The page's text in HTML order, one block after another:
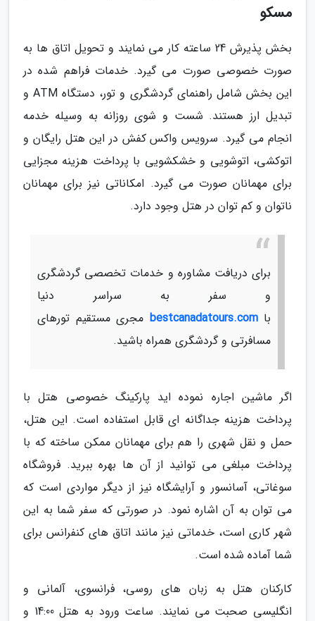
مسکو
بخش پذیرش 24 ساعته کار می نمایند و تحویل اتاق ها به
صورت خصوصی صورت می گیرد. خدمات فراهم شده در
این بخش شامل راهنمای گردشگری و تور، دستگاه ATM و
تبدیل ارز هستند. شست و شوی روزانه به وسیله خدمه
انجام می گیرد. سرویس واکس کفش در این هتل رایگان و
اتوکشی، اتوشویی و خشکشویی با پرداخت هزینه مجزایی
برای مهمانان صورت می گیرد. امکاناتی نیز برای مهمانان
ناتوان و کم توان در هتل وجود دارد.
برای دریافت مشاوره و خدمات تخصصی گردشگری
و سفر به سراسر دنیا
باbestcanadatours.com مجری مستقیم تورهای
مسافرتی و گردشگری همراه باشید.
اگر ماشین اجاره نموده اید پارکینگ خصوصی هتل با
پرداخت هزینه جداگانه ای قابل استفاده است. این هتل،
حمل و نقل شهری را هم برای مهمانان ممکن ساخته که با
پرداخت مبلغی می توانید از آن ها بهره ببرید. فروشگاه
سوغاتی، آسانسور و آرایشگاه نیز از دیگر مواردی است که
می توان به آن اشاره نمود. در صورتی که سفر شما به این
شهر کاری است، خدماتی نیز مانند اتاق های کنفرانس برای
شما آماده شده است.
کارکنان هتل به زبان های روسی، فرانسوی، آلمانی و
انگلیسی صحبت می نمایند. ساعت ورود به هتل 14:00 و